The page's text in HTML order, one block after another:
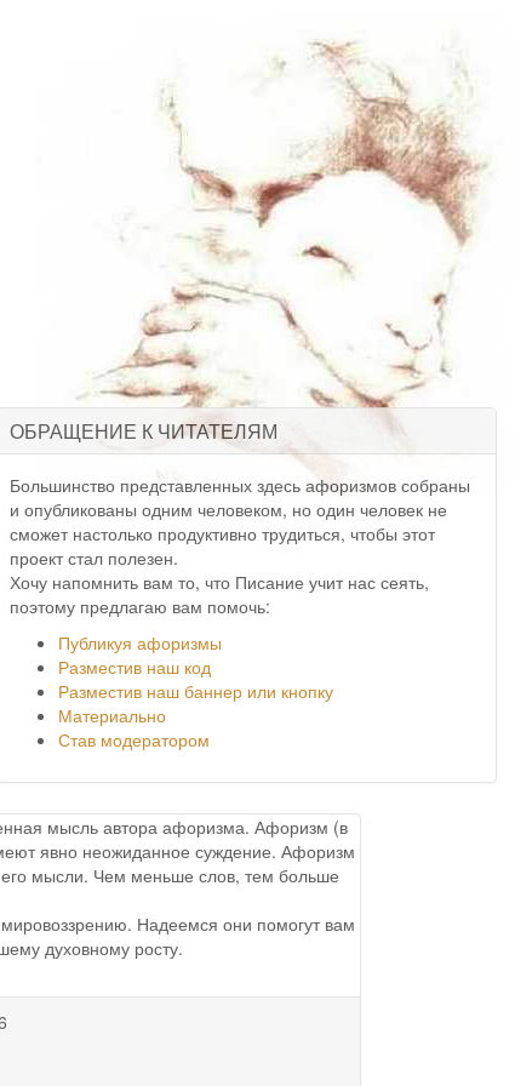
ОБРАЩЕНИЕ К ЧИТАТЕЛЯМ
Большинство представленных здесь афоризмов собраны
и опубликованы одним человеком, но один человек не
сможет настолько продуктивно трудиться, чтобы этот
проект стал полезен.
Хочу напомнить вам то, что Писание учит нас сеять,
поэтому предлагаю вам помочь:
Публикуя афоризмы
Разместив наш код
Разместив наш баннер или кнопку
Материально
Став модератором
мысль автора афоризма. Афоризм (в
явно неожиданное суждение. Афоризм
мысли. Чем меньше слов, тем больше
Надеемся они помогут вам
духовному росту.